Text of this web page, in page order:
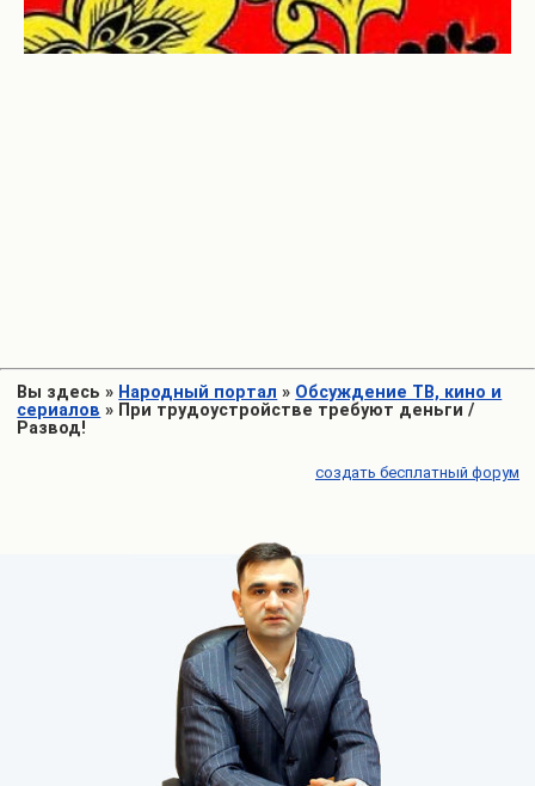
Вы здесь » Народный портал » Обсуждение ТВ, кино и
сериалов » При трудоустройстве требуют деньги /
Развод!
создать бесплатный форум